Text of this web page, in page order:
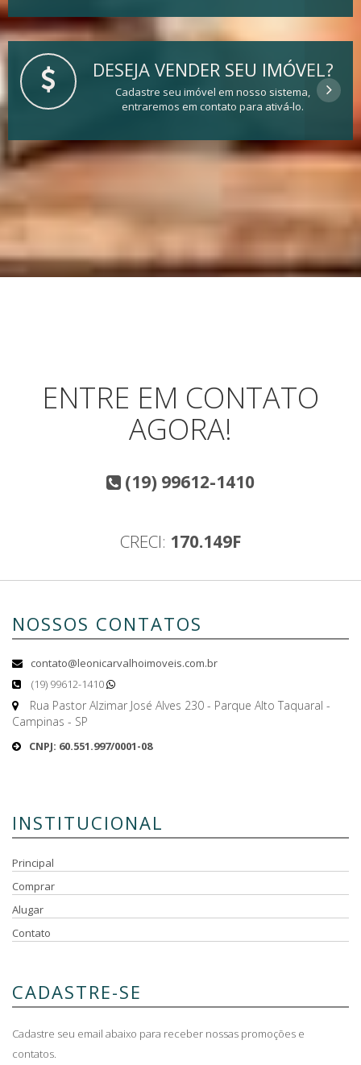
DESEJA VENDER SEU IMÓVEL?
Cadastre seu imóvel em nosso sistema,
entraremos em contato para ativá-lo.
ENTRE EM CONTATO
AGORA!
(19) 99612-1410
CRECI: 170.149F
NOSSOS CONTATOS
contato@leonicarvalhoimoveis.com.br
(19) 99612-1410
Rua Pastor Alzimar José Alves 230 - Parque Alto Taquaral -
Campinas - SP
CNPJ: 60.551.997/0001-08
INSTITUCIONAL
Principal
Comprar
Alugar
Contato
CADASTRE-SE
Cadastre seu email abaixo para receber nossas promoções e
contatos.